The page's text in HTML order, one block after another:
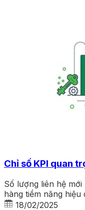
Chỉ số KPI quan
Số lượng liên hệ
hàng tiềm năng
18/02/2025